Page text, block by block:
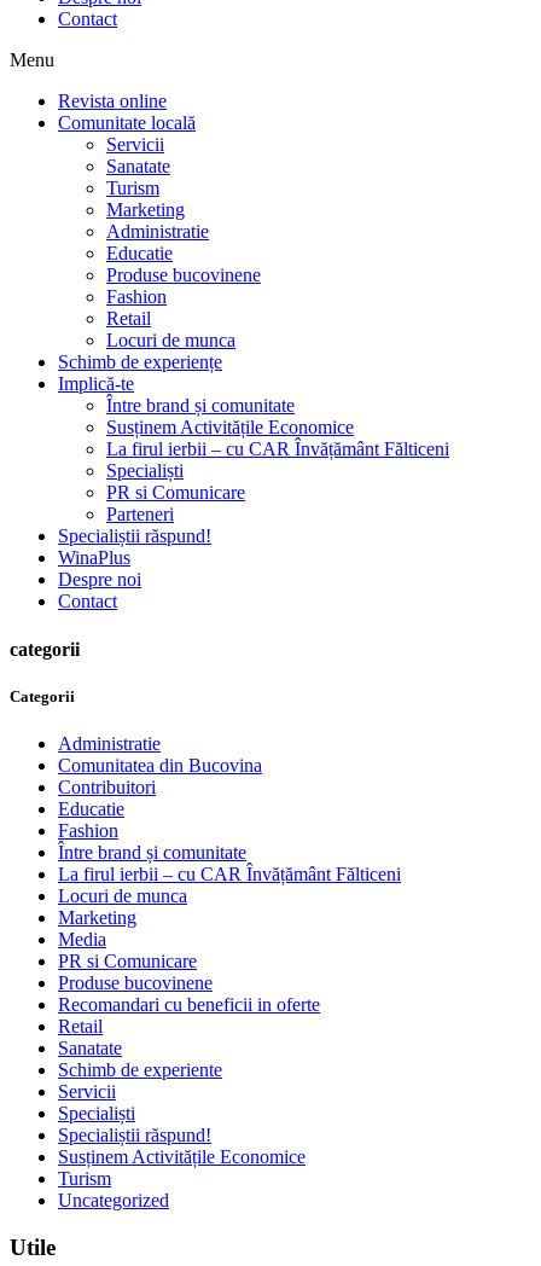
Contact
Menu
Revista online
Comunitate locală
Servicii
Sanatate
Turism
Marketing
Administratie
Educatie
Produse bucovinene
Fashion
Retail
Locuri de munca
Schimb de experiențe
Implică-te
Între brand și comunitate
Susținem Activitățile Economice
La firul ierbii – cu CAR Învățământ Fălticeni
Specialiști
PR si Comunicare
Parteneri
Specialiștii răspund!
WinaPlus
Despre noi
Contact
categorii
Categorii
Administratie
Comunitatea din Bucovina
Contribuitori
Educatie
Fashion
Între brand și comunitate
La firul ierbii – cu CAR Învățământ Fălticeni
Locuri de munca
Marketing
Media
PR si Comunicare
Produse bucovinene
Recomandari cu beneficii in oferte
Retail
Sanatate
Schimb de experiente
Servicii
Specialiști
Specialiștii răspund!
Susținem Activitățile Economice
Turism
Uncategorized
Utile